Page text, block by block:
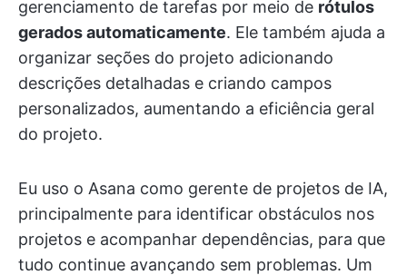
gerenciamento de tarefas por meio de rótulos
gerados automaticamente. Ele também ajuda a
organizar seções do projeto adicionando
descrições detalhadas e criando campos
personalizados, aumentando a eficiência geral
do projeto.
Eu uso o Asana como gerente de projetos de IA,
principalmente para identificar obstáculos nos
projetos e acompanhar dependências, para que
tudo continue avançando sem problemas. Um